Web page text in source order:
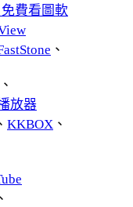
費看圖軟
、
、
放器
KKBOX 、
、